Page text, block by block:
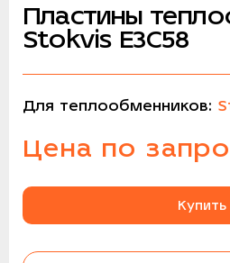
Пластины
Stokvis E3С58
Для теплообменников:
Цена по
Купить